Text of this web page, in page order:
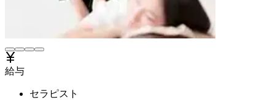
給与
セラピスト